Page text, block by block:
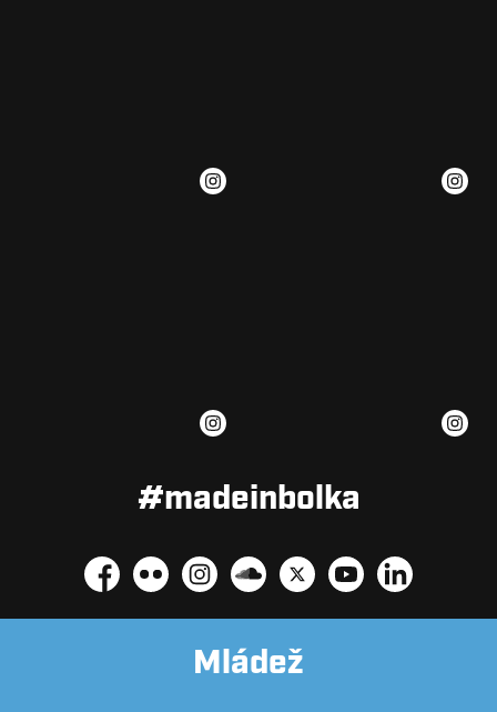
#madeinbolka
Facebook
Flickr InstagramSoundcloudPlatform XYouTubeLinkedIn
Mládež